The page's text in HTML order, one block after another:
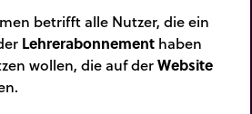
betrifft alle Nutzer, die ein
Lehrerabonnement haben
wollen, die auf derWebsite